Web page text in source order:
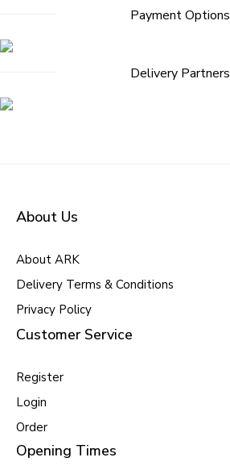
Payment Options
Delivery Partners
About Us
About ARK
Delivery Terms & Conditions
Privacy Policy
Customer Service
Register
Login
Order
Opening Times